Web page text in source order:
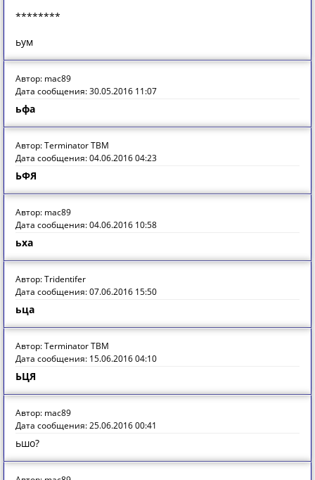
********
ьум
Автор: mac89
Дата сообщения: 30.05.2016 11:07
ьфа
Автор: Terminator TBM
Дата сообщения: 04.06.2016 04:23
ЬФЯ
Автор: mac89
Дата сообщения: 04.06.2016 10:58
ьха
Автор: Tridentifer
Дата сообщения: 07.06.2016 15:50
ьца
Автор: Terminator TBM
Дата сообщения: 15.06.2016 04:10
ЬЦЯ
Автор: mac89
Дата сообщения: 25.06.2016 00:41
ьшо?